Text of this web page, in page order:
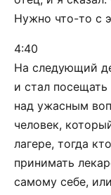
Нужно что-то с
4:40
На следующий
и стал
над ужасным
человек,
лагере, тогда
принимать
самому себе,